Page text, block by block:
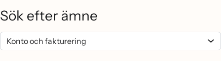
Sök efter ämne